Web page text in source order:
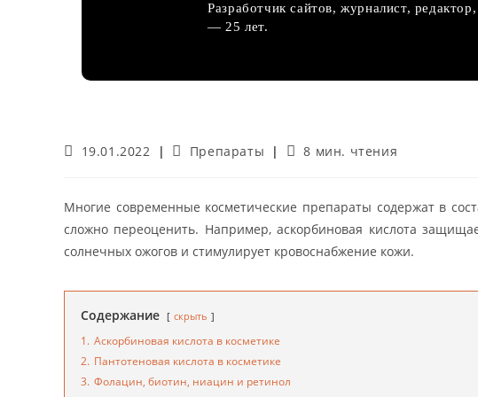
Разработчик сайтов, журналист,
— 25 лет.
Запись
19.01.2022
Рубрика
Препараты
Время
8 мин. чтения
Многие современные косметические препараты содержат в
сложно переоценить. Например, аскорбиновая кислота
солнечных ожогов и стимулирует кровоснабжение кожи.
Содержание скрыть
1. Аскорбиновая кислота в косметике
2. Пантотеновая кислота в косметике
3. Фолацин, биотин, ниацин и ретинол